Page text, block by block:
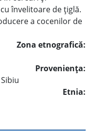
învelitoare de ţiglă.
a cocenilor de
Zona etnografică:
Provenienţa:
Etnia: